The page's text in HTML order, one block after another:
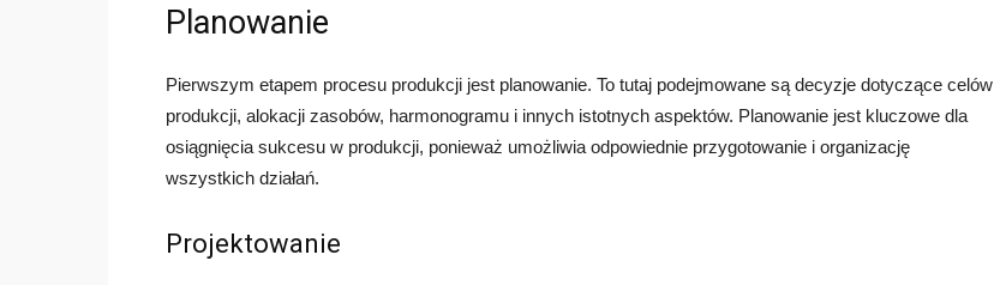
Planowanie
Pierwszym etapem procesu produkcji jest planowanie. To tutaj podejmowane są decyzje dotyczące celów
produkcji, alokacji zasobów, harmonogramu i innych istotnych aspektów. Planowanie jest kluczowe dla
osiągnięcia sukcesu w produkcji, ponieważ umożliwia odpowiednie przygotowanie i organizację
wszystkich działań.
Projektowanie